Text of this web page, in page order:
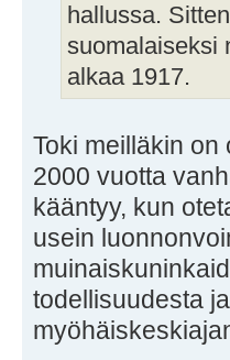
hallussa.
suomalaiseksi
alkaa 1917.
Toki meilläkin
2000 vuotta
kääntyy, kun
usein
todellisuudesta